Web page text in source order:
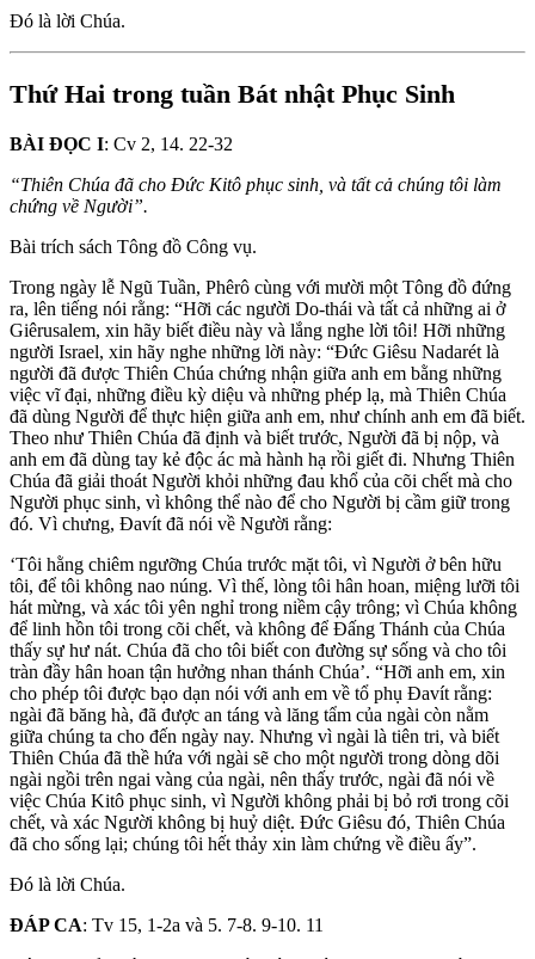
Ðó là lời Chúa.
Thứ Hai trong tuần Bát nhật Phục Sinh
BÀI ĐỌC I: Cv 2, 14. 22-32
“Thiên Chúa đã cho Ðức Kitô phục sinh, và tất cả chúng tôi làm
chứng về Người”.
Bài trích sách Tông đồ Công vụ.
Trong ngày lễ Ngũ Tuần, Phêrô cùng với mười một Tông đồ đứng
ra, lên tiếng nói rằng: “Hỡi các người Do-thái và tất cả những ai ở
Giêrusalem, xin hãy biết điều này và lắng nghe lời tôi! Hỡi những
người Israel, xin hãy nghe những lời này: “Ðức Giêsu Nadarét là
người đã được Thiên Chúa chứng nhận giữa anh em bằng những
việc vĩ đại, những điều kỳ diệu và những phép lạ, mà Thiên Chúa
đã dùng Người để thực hiện giữa anh em, như chính anh em đã biết.
Theo như Thiên Chúa đã định và biết trước, Người đã bị nộp, và
anh em đã dùng tay kẻ độc ác mà hành hạ rồi giết đi. Nhưng Thiên
Chúa đã giải thoát Người khỏi những đau khổ của cõi chết mà cho
Người phục sinh, vì không thể nào để cho Người bị cầm giữ trong
đó. Vì chưng, Ðavít đã nói về Người rằng:
‘Tôi hằng chiêm ngưỡng Chúa trước mặt tôi, vì Người ở bên hữu
tôi, để tôi không nao núng. Vì thế, lòng tôi hân hoan, miệng lưỡi tôi
hát mừng, và xác tôi yên nghỉ trong niềm cậy trông; vì Chúa không
để linh hồn tôi trong cõi chết, và không để Ðấng Thánh của Chúa
thấy sự hư nát. Chúa đã cho tôi biết con đường sự sống và cho tôi
tràn đầy hân hoan tận hưởng nhan thánh Chúa’. “Hỡi anh em, xin
cho phép tôi được bạo dạn nói với anh em về tổ phụ Ðavít rằng:
ngài đã băng hà, đã được an táng và lăng tẩm của ngài còn nằm
giữa chúng ta cho đến ngày nay. Nhưng vì ngài là tiên tri, và biết
Thiên Chúa đã thề hứa với ngài sẽ cho một người trong dòng dõi
ngài ngồi trên ngai vàng của ngài, nên thấy trước, ngài đã nói về
việc Chúa Kitô phục sinh, vì Người không phải bị bỏ rơi trong cõi
chết, và xác Người không bị huỷ diệt. Ðức Giêsu đó, Thiên Chúa
đã cho sống lại; chúng tôi hết thảy xin làm chứng về điều ấy”.
Ðó là lời Chúa.
ÐÁP CA: Tv 15, 1-2a và 5. 7-8. 9-10. 11